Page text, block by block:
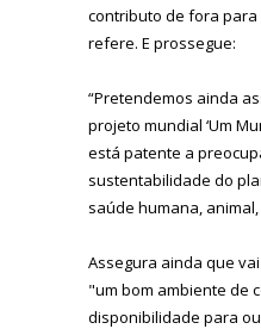
contributo de fora para
refere. E prossegue:
“Pretendemos ainda
projeto mundial ‘Um
está patente a
sustentabilidade do
saúde humana,
Assegura ainda que
"um bom ambiente de
disponibilidade para